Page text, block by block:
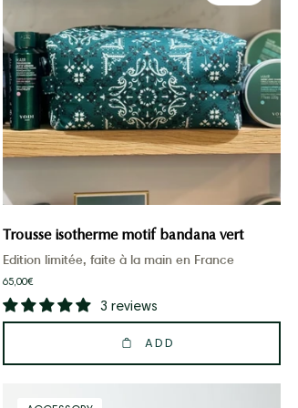
vert
sur
étag_re
Trousse isotherme motif bandana vert
Edition limitée, faite à la main en France
65,00€
3 reviews
ADD